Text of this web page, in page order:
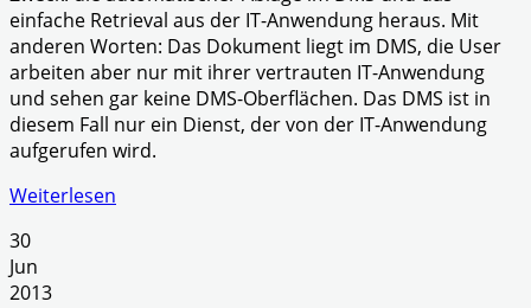
einfache Retrieval aus der IT-Anwendung heraus. Mit
anderen Worten: Das Dokument liegt im DMS, die User
arbeiten aber nur mit ihrer vertrauten IT-Anwendung
und sehen gar keine DMS-Oberflächen. Das DMS ist in
diesem Fall nur ein Dienst, der von der IT-Anwendung
aufgerufen wird.
Weiterlesen
30
Jun
2013